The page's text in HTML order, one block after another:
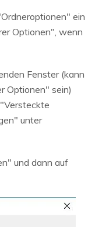
ein
Optionen", wenn
Fenster (kann
Optionen" sein)
unter
und dann auf